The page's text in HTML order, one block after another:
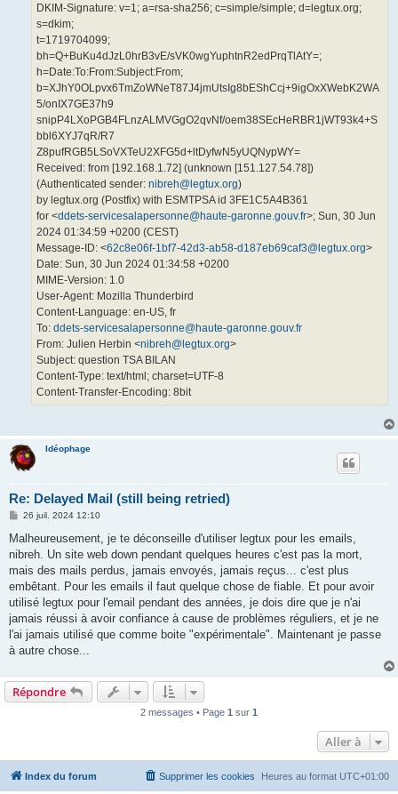
DKIM-Signature: v=1; a=rsa-sha256; c=simple/simple; d=legtux.org;
s=dkim;
t=1719704099;
bh=Q+BuKu4dJzL0hrB3vE/sVK0wgYuphtnR2edPrqTlAtY=;
h=Date:To:From:Subject:From;
b=XJhY0OLpvx6TmZoWNeT87J4jmUtsIg8bEShCcj+9igOxXWebK2WA
5/onIX7GE37h9
snipP4LXoPGB4FLnzALMVGgO2qvNf/oem38SEcHeRBR1jWT93k4+S
bbl6XYJ7qR/R7
Z8pufRGB5LSoVXTeU2XFG5d+ltDyfwN5yUQNypWY=
Received: from [192.168.1.72] (unknown [151.127.54.78])
(Authenticated sender: nibreh@legtux.org)
by legtux.org (Postfix) with ESMTPSA id 3FE1C5A4B361
for <ddets-servicesalapersonne@haute-garonne.gouv.fr>; Sun, 30 Jun
2024 01:34:59 +0200 (CEST)
Message-ID: <62c8e06f-1bf7-42d3-ab58-d187eb69caf3@legtux.org>
Date: Sun, 30 Jun 2024 01:34:58 +0200
MIME-Version: 1.0
User-Agent: Mozilla Thunderbird
Content-Language: en-US, fr
To: ddets-servicesalapersonne@haute-garonne.gouv.fr
From: Julien Herbin <nibreh@legtux.org>
Subject: question TSA BILAN
Content-Type: text/html; charset=UTF-8
Content-Transfer-Encoding: 8bit
Idéophage
Re: Delayed Mail (still being retried)
M
s
a
g
26 juil. 2024 12:10
Malheureusement, je te déconseille d'utiliser legtux pour les emails,
nibreh. Un site web down pendant quelques heures c'est pas la mort,
mais des mails perdus, jamais envoyés, jamais reçus... c'est plus
embêtant. Pour les emails il faut quelque chose de fiable. Et pour avoir
utilisé legtux pour l'email pendant des années, je dois dire que je n'ai
jamais réussi à avoir confiance à cause de problèmes réguliers, et je ne
l'ai jamais utilisé que comme boite "expérimentale". Maintenant je passe
à autre chose...
Répondre
2 messages • Page 1 sur 1
Aller à
Index du forum Heures au format UTC+01:00
Supprimer les cookies